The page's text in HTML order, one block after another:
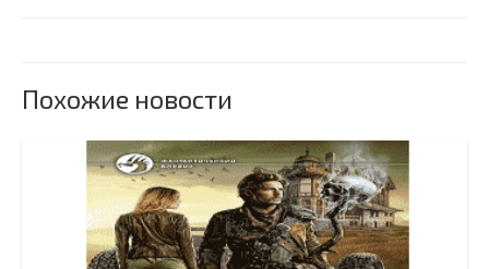
Похожие новости